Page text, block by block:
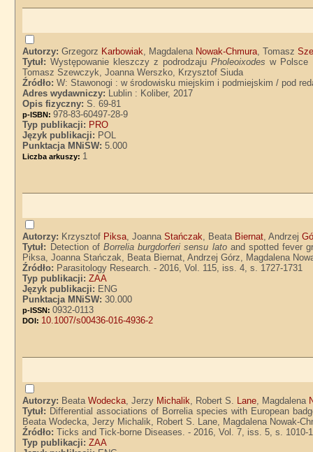
Autorzy:Grzegorz Karbowiak , Magdalena Nowak-Chmura , Tomasz
Tytuł:Występowanie kleszczy z podrodzajuPholeoixodes w Polsce
Tomasz Szewczyk, Joanna Werszko, Krzysztof Siuda
Źródło:W: Stawonogi : w środowisku miejskim i podmiejskim / pod
Adres wydawniczy:
Lublin : Koliber, 2017
Opis fizyczny:S. 69-81
p-ISBN:978-83-60497-28-9
Typ publikacji: PRO
Język publikacji: POL
Punktacja MNiSW:5.000
Liczba arkuszy: 1
Autorzy: Krzysztof Piksa , JoannaStańczak , Beata Biernat , Andrzej
Tytuł: Detection of Borrelia burgdorferi sensu latoand spotted fever
Piksa, Joanna Stańczak, Beata Biernat, Andrzej Górz, Magdalena
Źródło: Parasitology Research. - 2016, Vol. 115, iss. 4, s. 1727-1731
Typ publikacji:ZAA
Język publikacji: ENG
Punktacja MNiSW:30.000
p-ISSN:0932-0113
DOI: 10.1007/s00436-016-4936-2
Autorzy: BeataWodecka , Jerzy Michalik , Robert S. Lane , Magdalena
Tytuł: Differential associations of Borrelia species with European
Beata Wodecka, Jerzy Michalik, Robert S. Lane, Magdalena Nowak-
Źródło:Ticks and Tick-borne Diseases. - 2016, Vol. 7, iss. 5, s. 1010-
Typ publikacji:ZAA